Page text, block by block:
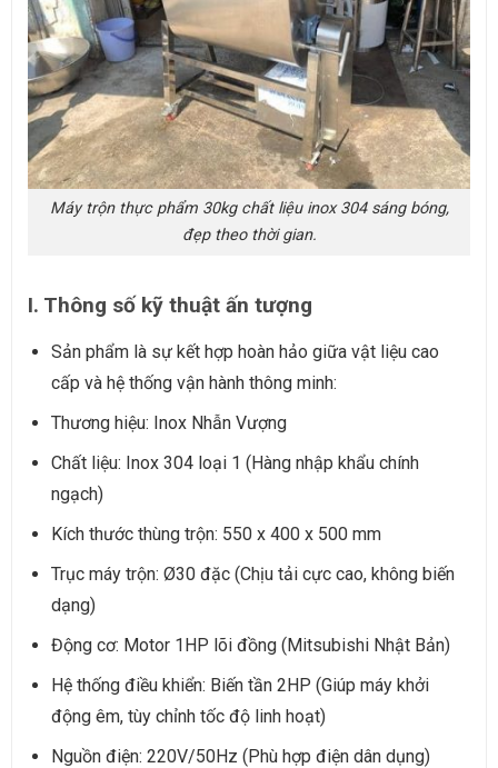
Máy trộn thực phẩm 30kg chất liệu inox 304 sáng bóng,
đẹp theo thời gian.
I. Thông số kỹ thuật ấn tượng
Sản phẩm là sự kết hợp hoàn hảo giữa vật liệu cao
cấp và hệ thống vận hành thông minh:
Thương hiệu: Inox Nhẫn Vượng
Chất liệu: Inox 304 loại 1 (Hàng nhập khẩu chính
ngạch)
Kích thước thùng trộn: 550 x 400 x 500 mm
Trục máy trộn: Ø30 đặc (Chịu tải cực cao, không biến
dạng)
Động cơ: Motor 1HP lõi đồng (Mitsubishi Nhật Bản)
Hệ thống điều khiển: Biến tần 2HP (Giúp máy khởi
động êm, tùy chỉnh tốc độ linh hoạt)
Nguồn điện: 220V/50Hz (Phù hợp điện dân dụng)